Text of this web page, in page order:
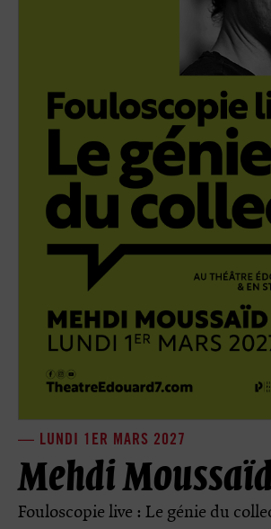
LUNDI 1ER MARS 2027
Mehdi
Fouloscopie live : Le génie du